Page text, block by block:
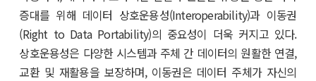
증대를 위해 데이터 상호운용성(Interoperability)과 이동권
(Right to Data Portability)의 중요성이 더욱 커지고 있다.
상호운용성은 다양한 시스템과 주체 간 데이터의 원활한 연결,
교환 및 재활용을 보장하며, 이동권은 데이터 주체가 자신의